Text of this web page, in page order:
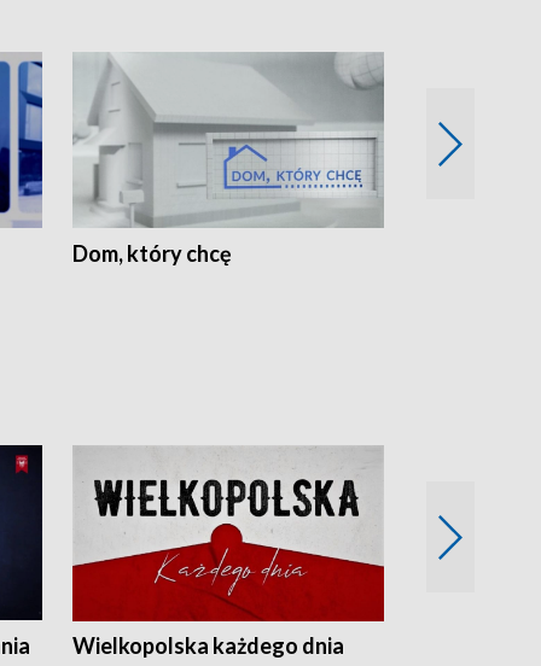
Dom, który chcę
Wielkopolska każdego dnia